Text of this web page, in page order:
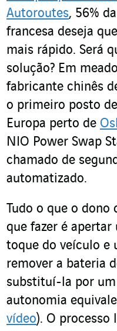
Autoroutes, 56%
francesa deseja
mais rápido. Será
solução? Em
fabricante chinês
o primeiro posto
Europa perto de
NIO Power Swap
chamado de
automatizado.
Tudo o que o
que fazer é
toque do veículo e
remover a bateria
substituí-la por
autonomia
vídeo). O processo